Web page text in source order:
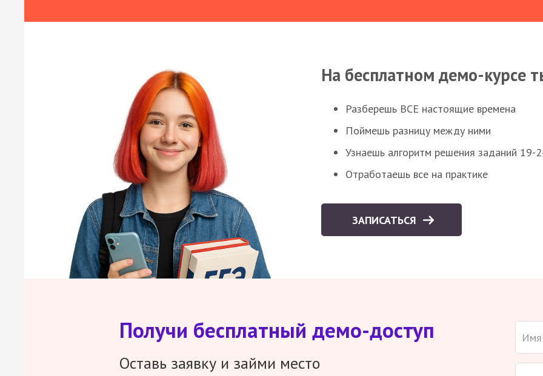
На бесплатном демо-курсе
Разберешь ВСЕ настоящие времена
Поймешь разницу между ними
Узнаешь алгоритм решения заданий 19-
Отработаешь все на практике
ЗАПИСАТЬСЯ
Получи бесплатный демо-доступ
Оставь заявку и займи место